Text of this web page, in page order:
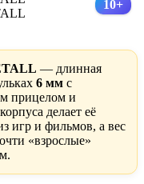
10+
— длинная
6 мм с
прицелом и
делает её
игр и фильмов, а вес
«взрослые»